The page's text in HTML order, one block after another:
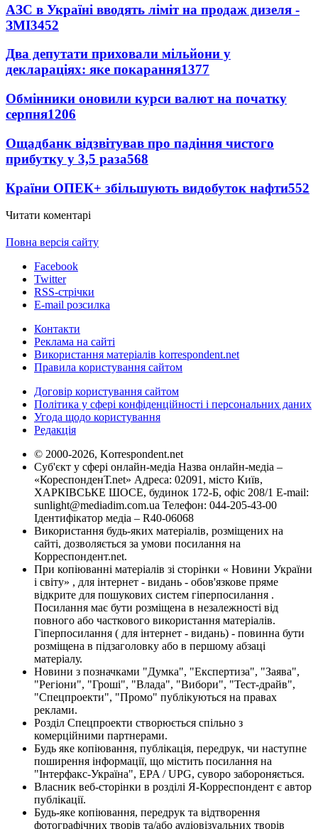
АЗС в Україні вводять ліміт на продаж дизеля -
ЗМІ3452
Два депутати приховали мільйони у
деклараціях: яке покарання1377
Обмінники оновили курси валют на початку
серпня1206
Ощадбанк відзвітував про падіння чистого
прибутку у 3,5 раза568
Країни ОПЕК+ збільшують видобуток нафти552
Читати коментарі
Повна версія сайту
Facebook
Twitter
RSS-стрічки
E-mail розсилка
Контакти
Реклама на сайті
Використання матеріалів korrespondent.net
Правила користування сайтом
Договір користування сайтом
Політика у сфері конфіденційності і персональних даних
Угода щодо користування
Редакція
© 2000-2026, Korrespondent.net
Суб'єкт у сфері онлайн-медіа Назва онлайн-медіа –
«КореспонденТ.net» Адреса: 02091, місто Київ,
ХАРКІВСЬКЕ ШОСЕ, будинок 172-Б, офіс 208/1 E-mail:
sunlight@mediadim.com.ua Телефон: 044-205-43-00
Ідентифікатор медіа – R40-06068
Використання будь-яких матеріалів, розміщених на
сайті, дозволяється за умови посилання на
Корреспондент.net.
При копіюванні матеріалів зі сторінки « Новини України
і світу» , для інтернет - видань - обов'язкове пряме
відкрите для пошукових систем гіперпосилання .
Посилання має бути розміщена в незалежності від
повного або часткового використання матеріалів.
Гіперпосилання ( для інтернет - видань) - повинна бути
розміщена в підзаголовку або в першому абзаці
матеріалу.
Новини з позначками "Думка", "Експертиза", "Заява",
"Регіони", "Гроші", "Влада", "Вибори", "Тест-драйв",
"Спецпроекти", "Промо" публікуються на правах
реклами.
Розділ Спецпроекти створюється спільно з
комерційними партнерами.
Будь яке копіювання, публікація, передрук, чи наступне
поширення інформації, що містить посилання на
"Інтерфакс-Україна", EPA / UPG, суворо забороняється.
Власник веб-сторінки в розділі Я-Корреспондент є автор
публікації.
Будь-яке копіювання, передрук та відтворення
фотографічних творів та/або аудіовізуальних творів